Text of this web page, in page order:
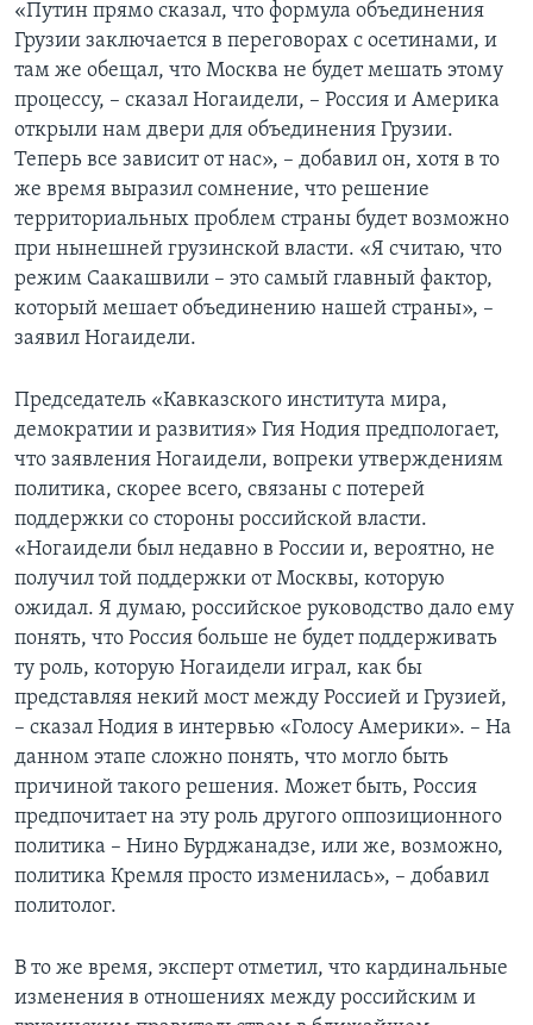
«Путин прямо сказал, что формула объединения
Грузии заключается в переговорах с осетинами, и
там же обещал, что Москва не будет мешать этому
процессу, – сказал Ногаидели, – Россия и Америка
открыли нам двери для объединения Грузии.
Теперь все зависит от нас», – добавил он, хотя в то
же время выразил сомнение, что решение
территориальных проблем страны будет возможно
при нынешней грузинской власти. «Я считаю, что
режим Саакашвили – это самый главный фактор,
который мешает объединению нашей страны», –
заявил Ногаидели.
Председатель «Кавказского института мира,
демократии и развития» Гия Нодия предпологает,
что заявления Ногаидели, вопреки утверждениям
политика, скорее всего, связаны с потерей
поддержки со стороны российской власти.
«Ногаидели был недавно в России и, вероятно, не
получил той поддержки от Москвы, которую
ожидал. Я думаю, российское руководство дало ему
понять, что Россия больше не будет поддерживать
ту роль, которую Ногаидели играл, как бы
представляя некий мост между Россией и Грузией,
– сказал Нодия в интервью «Голосу Америки». – На
данном этапе сложно понять, что могло быть
причиной такого решения. Может быть, Россия
предпочитает на эту роль другого оппозиционного
политика – Нино Бурджанадзе, или же, возможно,
политика Кремля просто изменилась», – добавил
политолог.
В то же время, эксперт отметил, что кардинальные
изменения в отношениях между российским и